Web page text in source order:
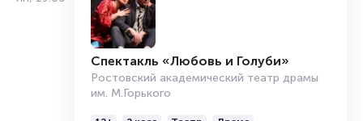
Спектакль «Любовь и Голуби»
Ростовский академический театр драмы
им. М.Горького